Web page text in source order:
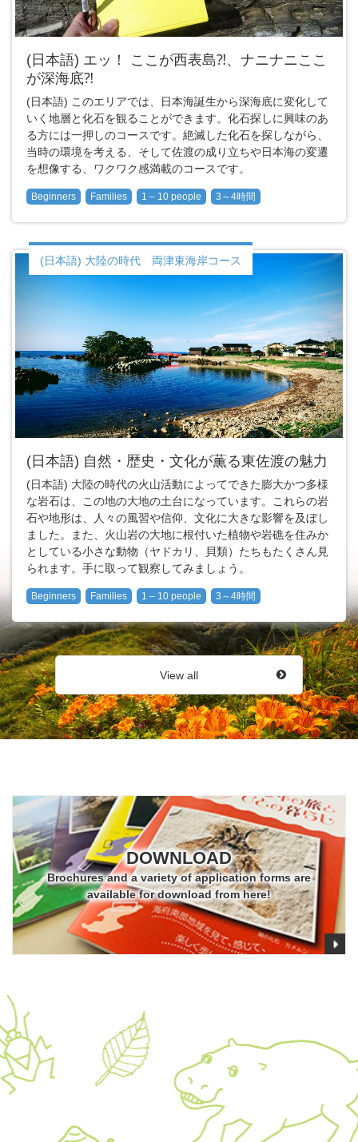
(日本語) エッ！ ここが西表島⁈、ナニナニここ
が深海底⁈
(日本語) このエリアでは、日本海誕生から深海底に変化して
いく地層と化石を観ることができます。化石探しに興味のあ
る方には一押しのコースです。絶滅した化石を探しながら、
当時の環境を考える、そして佐渡の成り立ちや日本海の変遷
を想像する、ワクワク感満載のコースです。
Beginners Families 1 – 10 people 3～4時間
(日本語) 大陸の時代 両津東海岸コース
(日本語) 自然・歴史・文化が薫る東佐渡の魅力
(日本語) 大陸の時代の火山活動によってできた膨大かつ多様
な岩石は、この地の大地の土台になっています。これらの岩
石や地形は、人々の風習や信仰、文化に大きな影響を及ぼし
ました。また、火山岩の大地に根付いた植物や岩礁を住みか
としている小さな動物（ヤドカリ、貝類）たちもたくさん見
られます。手に取って観察してみましょう。
Beginners Families 1 – 10 people 3～4時間
View all
DOWNLOAD
Brochures and a variety of application forms are
available for download from here!